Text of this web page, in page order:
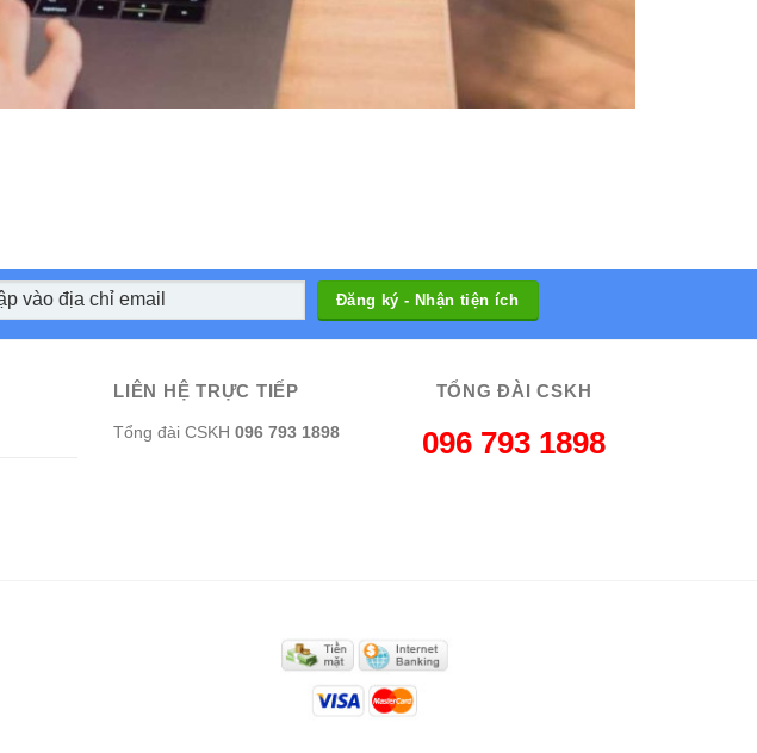
LIÊN HỆ TRỰC TIẾP
Tổng đài CSKH 096 793 1898
TỔNG ĐÀI CSKH
096 793 1898